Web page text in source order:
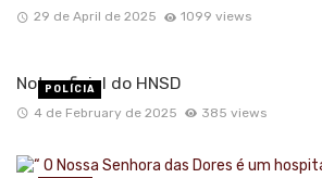
29 de April de 2025 1099 views
Nota oficial do HNSD
4 de February de 2025 385 views
POLÍCIA